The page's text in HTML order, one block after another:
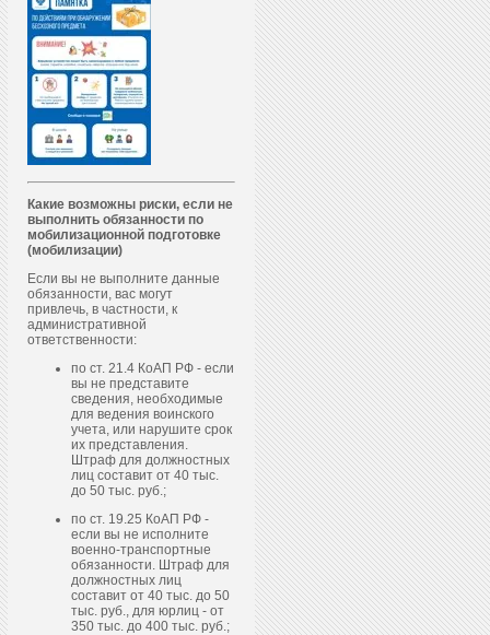
Какие возможны риски, если не
выполнить обязанности по
мобилизационной подготовке
(мобилизации)
Если вы не выполните данные
обязанности, вас могут
привлечь, в частности, к
административной
ответственности:
по ст. 21.4 КоАП РФ - если
вы не представите
сведения, необходимые
для ведения воинского
учета, или нарушите срок
их представления.
Штраф для должностных
лиц составит от 40 тыс.
до 50 тыс. руб.;
по ст. 19.25 КоАП РФ -
если вы не исполните
военно-транспортные
обязанности. Штраф для
должностных лиц
составит от 40 тыс. до 50
тыс. руб., для юрлиц - от
350 тыс. до 400 тыс. руб.;